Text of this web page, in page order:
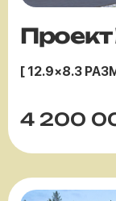
Проект
[ 12.9×8.3
4 200